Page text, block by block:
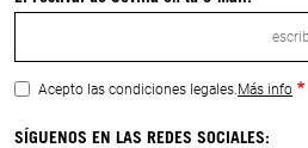
Acepto las condiciones legales. Más info
SÍGUENOS EN LAS REDES SOCIALES: